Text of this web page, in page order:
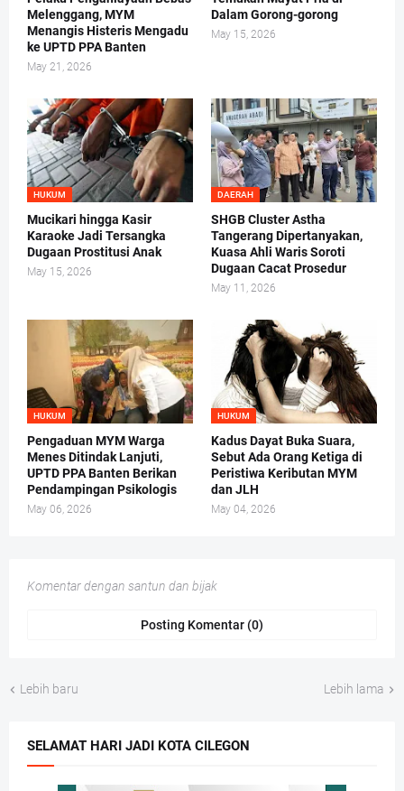
Melenggang, MYM
Menangis Histeris Mengadu
ke UPTD PPA Banten
May 21, 2026
Dalam Gorong-gorong
May 15, 2026
HUKUM
Mucikari hingga Kasir
Karaoke Jadi Tersangka
Dugaan Prostitusi Anak
May 15, 2026
DAERAH
SHGB Cluster Astha
Tangerang Dipertanyakan,
Kuasa Ahli Waris Soroti
Dugaan Cacat Prosedur
May 11, 2026
HUKUM
Pengaduan MYM Warga
Menes Ditindak Lanjuti,
UPTD PPA Banten Berikan
Pendampingan Psikologis
May 06, 2026
HUKUM
Kadus Dayat Buka Suara,
Sebut Ada Orang Ketiga di
Peristiwa Keributan MYM
dan JLH
May 04, 2026
Komentar dengan santun dan bijak
Posting Komentar (0)
Lebih baru Lebih lama
SELAMAT HARI JADI KOTA CILEGON